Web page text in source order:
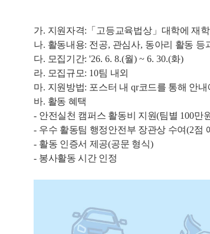
가. 지원자격: 「 고등교육법상」 대학에 재
나. 활동내용: 전공, 관심사, 동아리 활동 등
다. 모집기간: '26. 6. 8.(월) ~ 6. 30.(화)
라. 모집규모: 10팀 내외
마. 지원방법: 포스터 내 qr코드를 통해 안내
바. 활동 혜택
- 안전실천 캠퍼스 활동비 지원(팀별 100만
- 우수 활동팀 행정안전부 장관상 수여(2점
- 활동 인증서 제공(공문 형식)
- 봉사활동 시간 인정